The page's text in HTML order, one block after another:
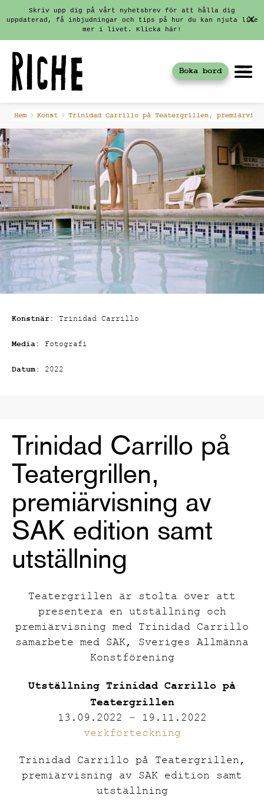
Fortsätt
till
innehållet
Skriv upp dig på vårt nyhetsbrev för att hålla dig
uppdaterad, få inbjudningar och tips på hur du kan njuta lite
mer i livet. Klicka här!
Boka bord
Hem Konst Trinidad Carrillo på Teatergrillen,
Konstnär: Trinidad Carrillo
Media: Fotografi
Datum: 2022
Trinidad Carrillo på
Teatergrillen,
premiärvisning av
SAK edition samt
utställning
Teatergrillen är stolta över att
presentera en utställning och
premiärvisning med Trinidad Carrillo
samarbete med SAK, Sveriges Allmänna
Konstförening
Utställning Trinidad Carrillo på
Teatergrillen
13.09.2022 – 19.11.2022
verkförteckning
Trinidad Carrillo på Teatergrillen,
premiärvisning av SAK edition samt
utställning